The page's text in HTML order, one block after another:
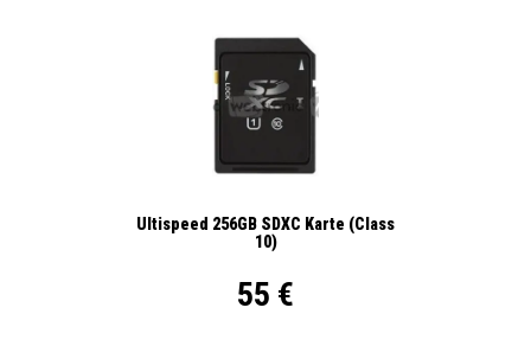
Ultispeed 256GB SDXC Karte (Class
10)
55 €